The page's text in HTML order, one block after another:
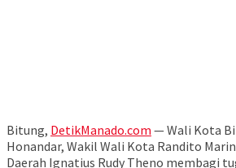
Bitung, DetikManado.com — Wali Kota
Honandar, Wakil Wali Kota Randito
Daerah Ignatius Rudy Theno membagi